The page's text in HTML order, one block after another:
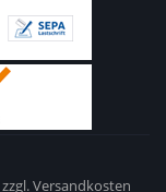
zzgl. Versandkosten